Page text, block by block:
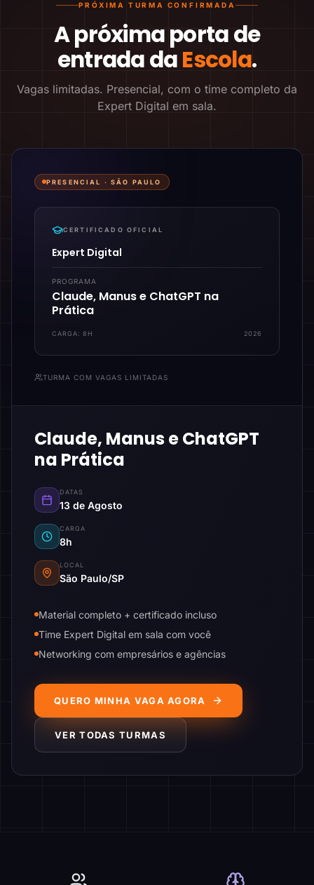
PRÓXIMA TURMA CONFIRMADA
A próxima porta de
entrada daEscola.
Vagas limitadas. Presencial, com o time completo da
Expert Digital em sala.
PRESENCIAL ·SÃO PAULO
CERTIFICADO OFICIAL
Expert Digital
PROGRAMA
Claude, Manus e ChatGPT na
Prática
CARGA:8H 2026
TURMA COM VAGAS LIMITADAS
Claude, Manus e ChatGPT
na Prática
DATAS
13 de Agosto
CARGA
8h
LOCAL
São Paulo/SP
Material completo + certificado incluso
Time Expert Digital em sala com você
Networking com empresários e agências
QUERO MINHA VAGA AGORA
VER TODAS TURMAS